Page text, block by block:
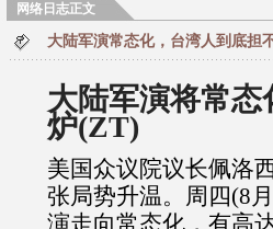
网络日志正文
大陆军演常态化，台湾人到底担
大陆军演将常
炉(ZT)
美国众议院议长佩洛
张局势升温。周四(8
演走向常态化，有高